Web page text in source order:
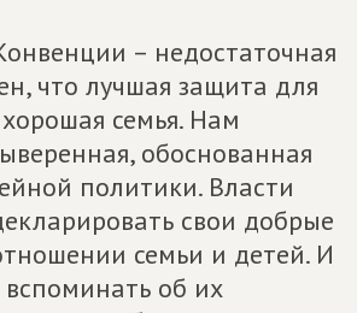
– недостаточная
что лучшая защита для
семья. Нам
обоснованная
политики. Власти
свои добрые
семьи и детей. И
об их